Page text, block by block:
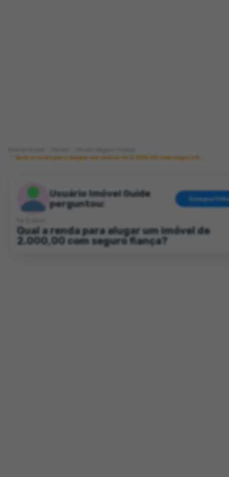
Qual a renda para alugar um imóvel de 2.000,00 com seguro fi...
Usuário Imóvel Guide
perguntou:
Qual a renda para alugar um imóvel de
2.000,00 com seguro fiança?